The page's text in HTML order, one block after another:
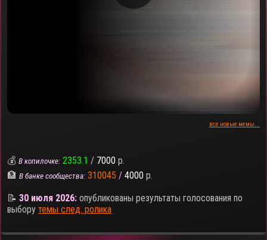
все новые мемы...
💰В копилочке: 2353.1 / 7000 р.
🏦В банке сообщества: 310045 / 4000 р.
📝30 июля 2026: опубликованы результаты голосования по
выборутемы след. ролика